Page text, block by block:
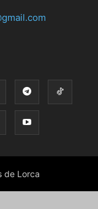
de Lorca